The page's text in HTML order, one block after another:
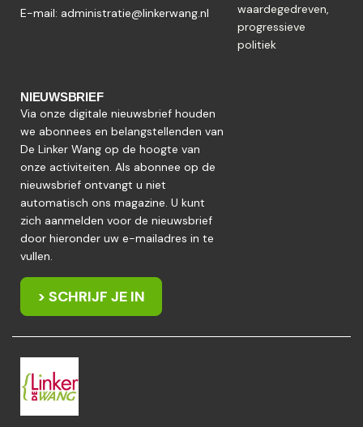
E-mail: administratie@linkerwang.nl
waardegedreven,
progressieve
politiek
NIEUWSBRIEF
Via onze digitale nieuwsbrief houden
we abonnees en belangstellenden van
De Linker Wang op de hoogte van
onze activiteiten. Als abonnee op de
nieuwsbrief ontvangt u niet
automatisch ons magazine. U kunt
zich aanmelden voor de nieuwsbrief
door hieronder uw e-mailadres in te
vullen.
> SCHRIJF JE IN